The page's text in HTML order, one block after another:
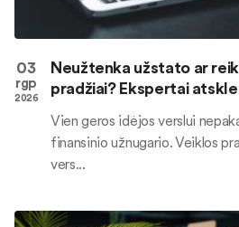
03
rgp
2026
Neužtenka užstato ar
pradžiai? Ekspertai
Vien geros idėjos verslui
finansinio užnugario. Veiklos
vers...